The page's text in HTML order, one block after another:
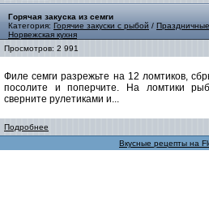
Горячая закуска из семги
Категория: Горячие закуски с рыбой /
Норвежская кухня
Просмотров: 2 991
Филе семги разрежьте на 12 ломтиков,
посолите и поперчите. На ломтики
сверните рулетиками и...
Подробнее
Вкусные рецепты на